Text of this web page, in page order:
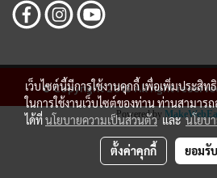
© Copyright 2016 All right
Powered by
เว็บไซต์นี้มีการใช้งานคุกกี้ เพื่อเพิ่มประสิ
ในการใช้งานเว็บไซต์ของท่าน ท่านสามาร
ได้ที่นโยบายความเป็นส่วนตัวและนโยบ
ตั้งค่าคุกกี้ ยอมรั